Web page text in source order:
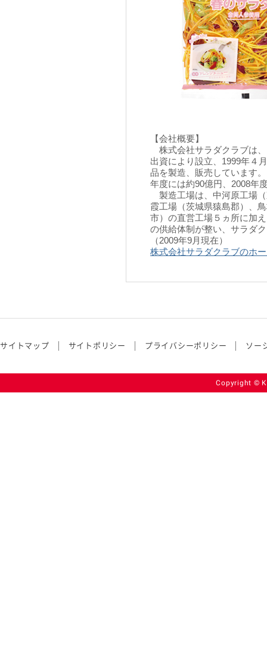
【会社概要】
株式会社サラダクラブは
出資により設立、1999年４
品を製造、販売しています
年度には約90億円、2008年
製造工場は、中河原工場
霞工場（茨城県猿島郡）、
市）の直営工場５ヵ所に加
の供給体制が整い、サラダ
（2009年9月現在）
株式会社サラダクラブのホ
サイトマップ サイトポリシー プライバシーポリシー ソー
Copyright ©